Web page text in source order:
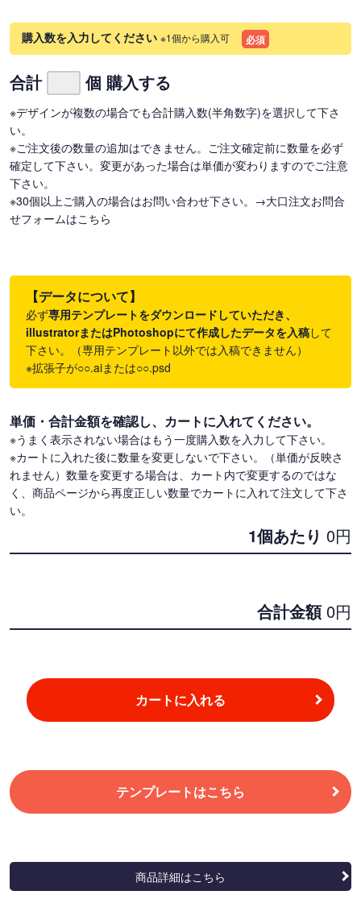
購入数を入力してください ※1個から購入可 必須
合計 個 購入する
※デザインが複数の場合でも合計購入数(半角数字)を選択して下さ
い。
※ご注文後の数量の追加はできません。ご注文確定前に数量を必ず
確定して下さい。変更があった場合は単価が変わりますのでご注意
下さい。
※30個以上ご購入の場合はお問い合わせ下さい。 →大口注文お問合
せフォームはこちら
【データについて】
必ず専用テンプレートをダウンロードしていただき、
illustratorまたはPhotoshopにて作成したデータを入稿して
下さい。（専用テンプレート以外では入稿できません）
※拡張子が○○.aiまたは○○.psd
単価・合計金額を確認し、カートに入れてください。
※うまく表示されない場合はもう一度購入数を入力して下さい。
※カートに入れた後に数量を変更しないで下さい。（単価が反映さ
れません）数量を変更する場合は、カート内で変更するのではな
く、商品ページから再度正しい数量でカートに入れて注文して下さ
い。
1個あたり 0円
合計金額 0円
カートに入れる
テンプレートはこちら
商品詳細はこちら